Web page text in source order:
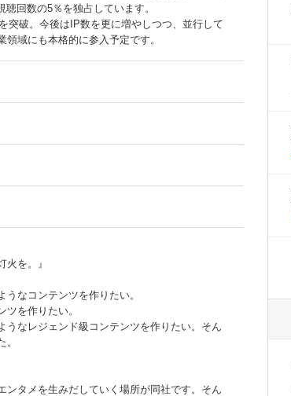
回数の5％を独占しています。
突破。今後はIP数を更に増やしつつ、並行して
域にも本格的に参入予定です。
火を。』
なコンテンツを作りたい。
を作りたい。
うなレジェンド級コンテンツを作りたい。そん
ンタメを生みだしていく場所が同社です。そん